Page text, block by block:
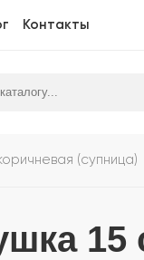
Контакты
(супница)
15